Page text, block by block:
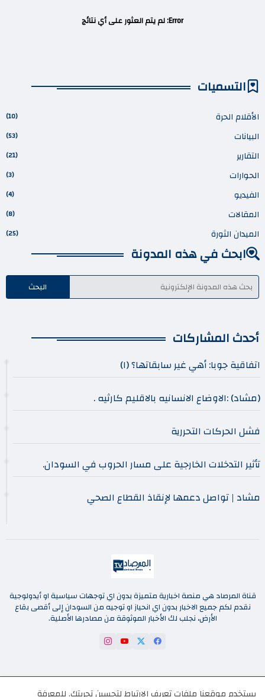
Error: لم يتم العثور على أي نتائج
التسميات
الأقلام الحرة (10)
البيانات (53)
التقارير (21)
الحوارات (3)
الفيديو (4)
المقالات (8)
الميدان الثورة (25)
ابحث في هذه المدونة
أحدث المشاركات
اتفاقية جوبا: أهي غير سابقاتها؟ (١)
(مشاد) :الاوضاع الانسانيه بالاقليم كارثيه .
فشل الحركات التحررية
تأثير التدخلات الخارجية على مسار الحروب في السودان.
مشاد | تواصل دعمها لإنقاذ القطاع الصحي
قناة المرصاد هي منصة اخبارية متميزة بدون اي توجهات سياسية او أيدولوجية
نقدم لكم جميع الاخبار بدون اي انحياز او توجيه من السودان إلى أقصى بقاع
الأرض، نجلب لك الأخبار الموثوقة من مصادرها الأصلية.
اتصل بنا من نحن الصفحة غير موجودة